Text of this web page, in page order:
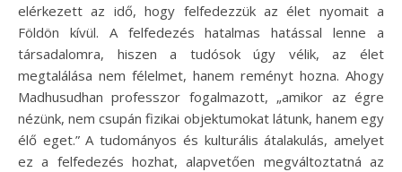
elérkezett az idő, hogy felfedezzük az élet nyomait a
Földön kívül. A felfedezés hatalmas hatással lenne a
társadalomra, hiszen a tudósok úgy vélik, az élet
megtalálása nem félelmet, hanem reményt hozna. Ahogy
Madhusudhan professzor fogalmazott, „amikor az égre
nézünk, nem csupán fizikai objektumokat látunk, hanem egy
élő eget.” A tudományos és kulturális átalakulás, amelyet
ez a felfedezés hozhat, alapvetően megváltoztatná az